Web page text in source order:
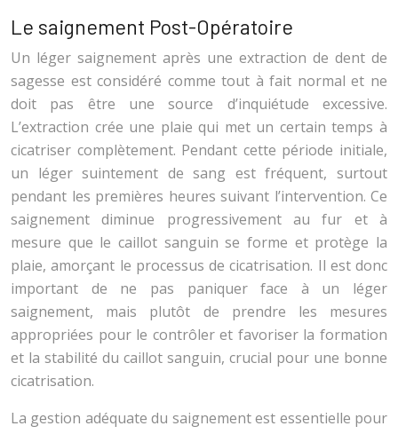
Le saignement Post-Opératoire
Un léger saignement après une extraction de dent de
sagesse est considéré comme tout à fait normal et ne
doit pas être une source d’inquiétude excessive.
L’extraction crée une plaie qui met un certain temps à
cicatriser complètement. Pendant cette période initiale,
un léger suintement de sang est fréquent, surtout
pendant les premières heures suivant l’intervention. Ce
saignement diminue progressivement au fur et à
mesure que le caillot sanguin se forme et protège la
plaie, amorçant le processus de cicatrisation. Il est donc
important de ne pas paniquer face à un léger
saignement, mais plutôt de prendre les mesures
appropriées pour le contrôler et favoriser la formation
et la stabilité du caillot sanguin, crucial pour une bonne
cicatrisation.
La gestion adéquate du saignement est essentielle pour